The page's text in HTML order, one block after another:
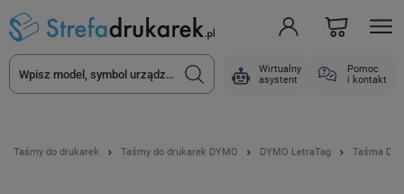
Wirtualny
asystent
Pomoc
i kontakt
Taśmy do drukarek Taśmy do drukarek DYMO DYMO LetraTag Taśma